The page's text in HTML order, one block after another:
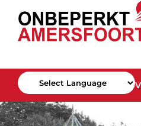
Powered by